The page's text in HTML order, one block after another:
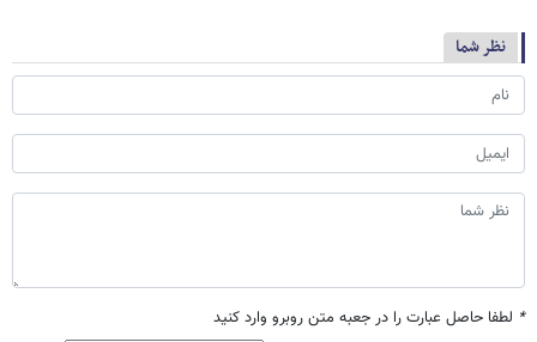
نظر شما
* لطفا حاصل عبارت را در جعبه متن روبرو وارد کنید